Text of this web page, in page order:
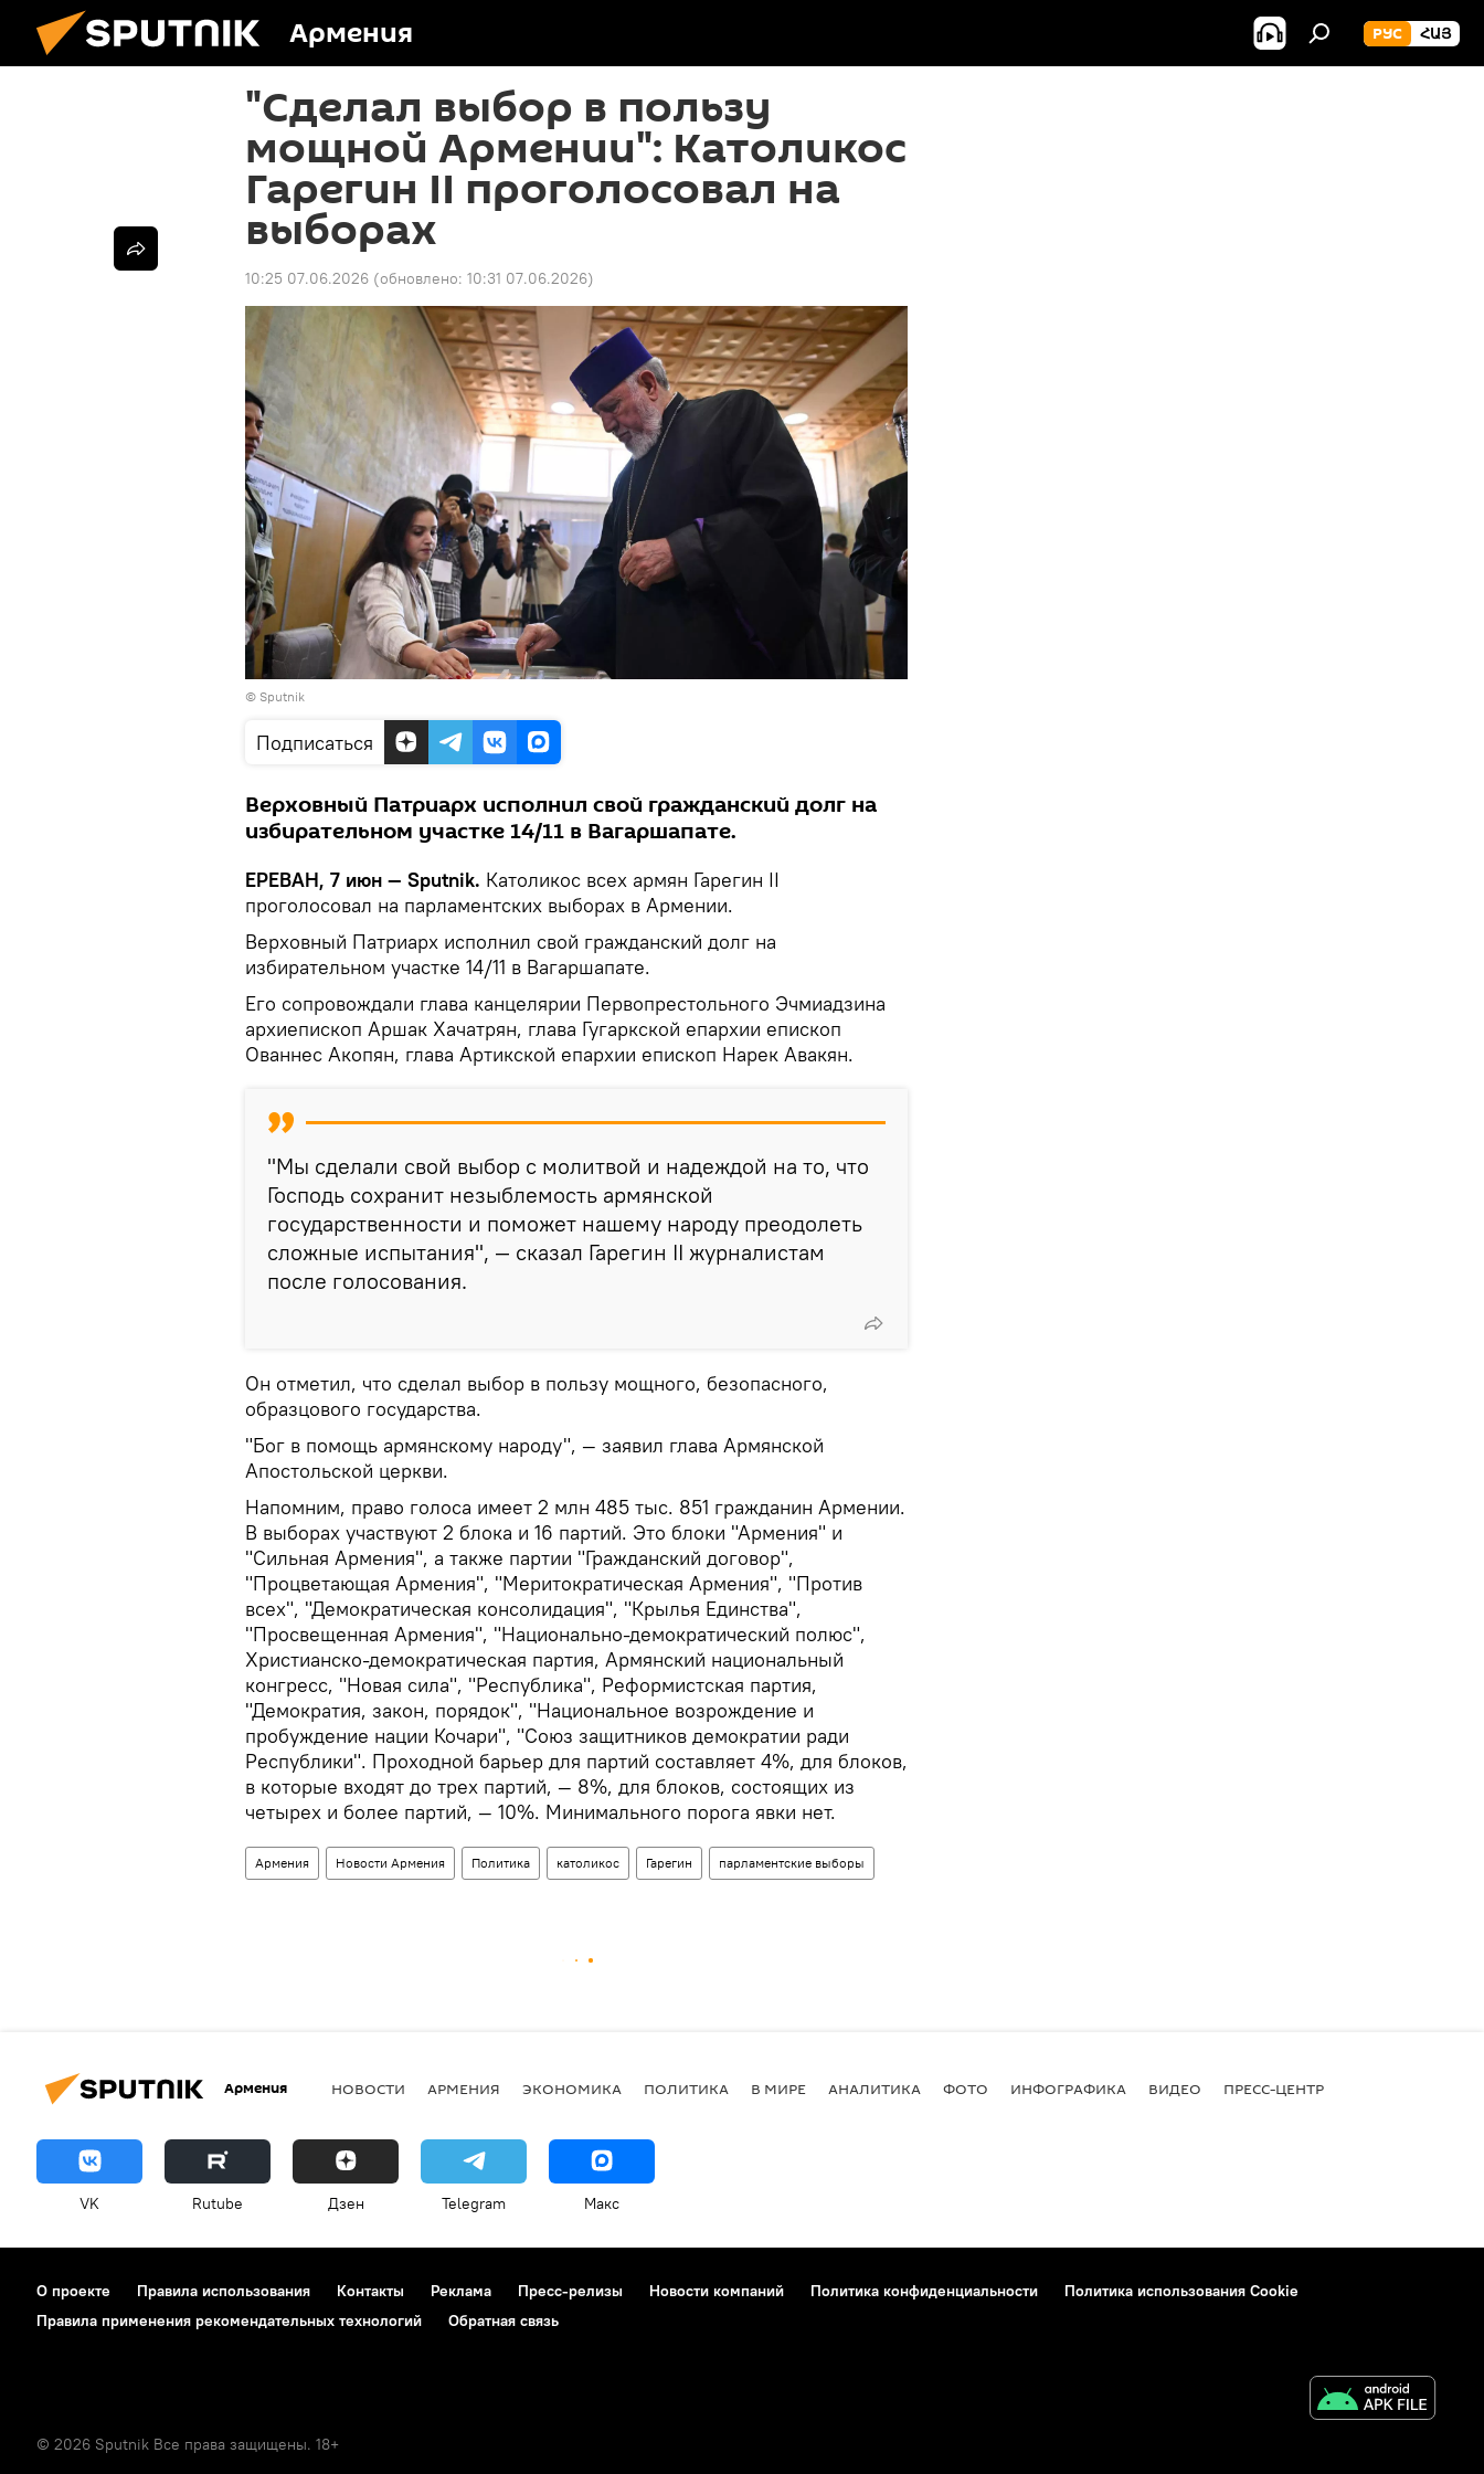
Армения РУС ՀԱՅ
"Сделал выбор в пользу
мощной Армении": Католикос
Гарегин II проголосовал на
выборах
10:25 07.06.2026 (обновлено: 10:31 07.06.2026)
© Sputnik
Подписаться
Верховный Патриарх исполнил свой гражданский долг на
избирательном участке 14/11 в Вагаршапате.
ЕРЕВАН, 7 июн — Sputnik. Католикос всех армян Гарегин II
проголосовал на парламентских выборах в Армении.
Верховный Патриарх исполнил свой гражданский долг на
избирательном участке 14/11 в Вагаршапате.
Его сопровождали глава канцелярии Первопрестольного Эчмиадзина
архиепископ Аршак Хачатрян, глава Гугаркской епархии епископ
Ованнес Акопян, глава Артикской епархии епископ Нарек Авакян.
"Мы сделали свой выбор с молитвой и надеждой на то, что
Господь сохранит незыблемость армянской
государственности и поможет нашему народу преодолеть
сложные испытания", — сказал Гарегин II журналистам
после голосования.
Он отметил, что сделал выбор в пользу мощного, безопасного,
образцового государства.
"Бог в помощь армянскому народу", — заявил глава Армянской
Апостольской церкви.
Напомним, право голоса имеет 2 млн 485 тыс. 851 гражданин Армении.
В выборах участвуют 2 блока и 16 партий. Это блоки "Армения" и
"Сильная Армения", а также партии "Гражданский договор",
"Процветающая Армения", "Меритократическая Армения", "Против
всех", "Демократическая консолидация", "Крылья Единства",
"Просвещенная Армения", "Национально-демократический полюс",
Христианско-демократическая партия, Армянский национальный
конгресс, "Новая сила", "Республика", Реформистская партия,
"Демократия, закон, порядок", "Национальное возрождение и
пробуждение нации Кочари", "Союз защитников демократии ради
Республики". Проходной барьер для партий составляет 4%, для блоков,
в которые входят до трех партий, — 8%, для блоков, состоящих из
четырех и более партий, — 10%. Минимального порога явки нет.
Армения Новости Армения Политика католикос Гарегин парламентские выборы
Армения НОВОСТИ АРМЕНИЯ ЭКОНОМИКА ПОЛИТИКА В МИРЕ АНАЛИТИКА ФОТО ИНФОГРАФИКА ВИДЕО ПРЕСС-ЦЕНТР
VK Rutube Дзен Telegram Макс
О проекте Правила использования Контакты Реклама Пресс-релизы Новости компаний Политика конфиденциальности
Политика использования Cookie
Правила применения рекомендательных технологий
Обратная связь
© 2026 Sputnik Все права защищены. 18+